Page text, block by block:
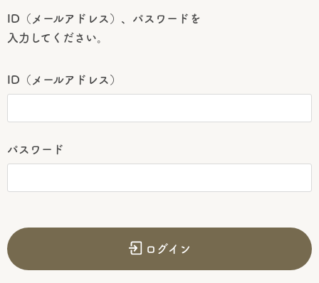
ID（メールアドレス）、パスワードを
入力してください。
ID（メールアドレス）
パスワード
ログイン